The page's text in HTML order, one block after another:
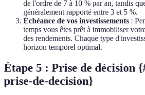
de l'ordre de 7 à 10 % par an, tandis
généralement rapporté entre 3 et 5 %.
Échéance de vos investissements :
temps vous êtes prêt à immobiliser
des rendements. Chaque type
horizon temporel optimal.
Étape 5 : Prise de décision
prise-de-decision}